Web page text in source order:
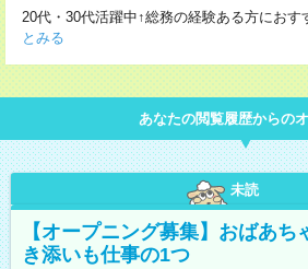
20代・30代活躍中↑総務の経験ある方におす
とみる
あなたの閲覧履歴からの
未読
【オープニング募集】おばあち
き添いも仕事の1つ